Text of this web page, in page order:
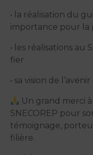
• la réalisation du
importance pour la
• les réalisations au
fier
• sa vision de
Un grand merci
SNECOREP pour
témoignage,
filière.